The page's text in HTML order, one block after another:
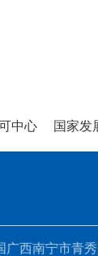
中心 国家发
西南宁市青秀